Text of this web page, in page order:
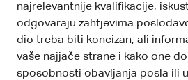
najrelevantnije kvalifikacije,
odgovaraju zahtjevima
dio treba biti koncizan, ali
vaše najjače strane i kako one
sposobnosti obavljanja posla ili